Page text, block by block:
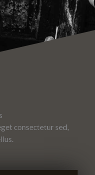
consectetur sed,